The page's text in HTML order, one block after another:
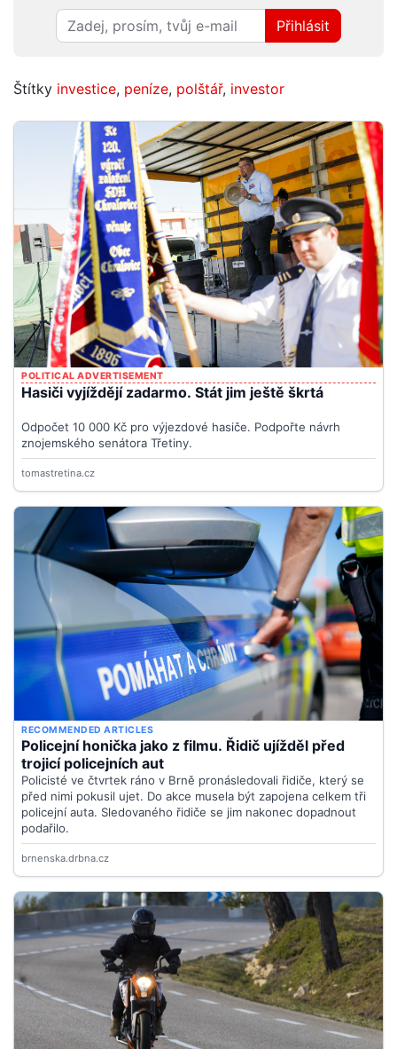
Přihlásit
Štítky investice, peníze, polštář, investor